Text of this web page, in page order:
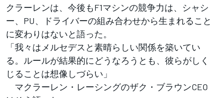
クラーレンは、今後もF1マシンの競争力は、シャシ
ー、PU、ドライバーの組み合わせから生まれること
に変わりはないと語った。
「我々はメルセデスと素晴らしい関係を築いてい
る。ルールが結果的にどうなろうとも、彼らがしく
じることは想像しづらい」
マクラーレン・レーシングのザク・ブラウンCEO